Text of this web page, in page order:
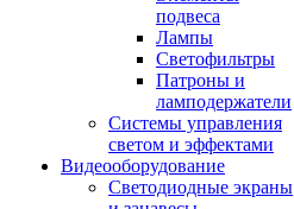
подвеса
Лампы
Светофильтры
Патроны и
ламподержатели
Системы управления
светом и эффектами
Видеооборудование
Светодиодные экраны